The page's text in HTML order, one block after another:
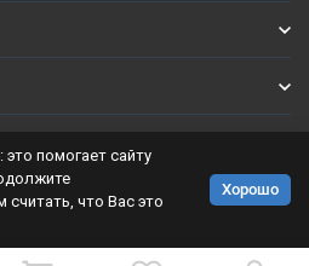
помогает сайту
что Вас это
Хорошо